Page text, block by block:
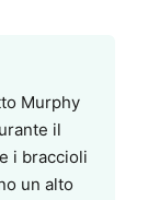
Murphy
il
i braccioli
un alto